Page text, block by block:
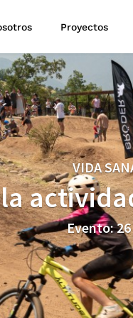
Proyectos
VIDA
Evento: